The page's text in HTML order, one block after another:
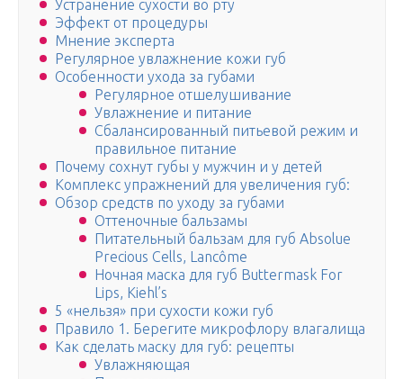
Устранение сухости во рту
Эффект от процедуры
Мнение эксперта
Регулярное увлажнение кожи губ
Особенности ухода за губами
Регулярное отшелушивание
Увлажнение и питание
Сбалансированный питьевой режим и
правильное питание
Почему сохнут губы у мужчин и у детей
Комплекс упражнений для увеличения губ:
Обзор средств по уходу за губами
Оттеночные бальзамы
Питательный бальзам для губ Absolue
Precious Cells, Lancôme
Ночная маска для губ Buttermask For
Lips, Kiehl’s
5 «нельзя» при сухости кожи губ
Правило 1. Берегите микрофлору влагалища
Как сделать маску для губ: рецепты
Увлажняющая